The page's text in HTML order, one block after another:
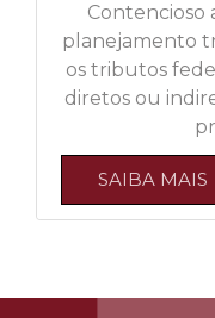
Contencioso
planejamento
os tributos
diretos ou
SAIBA MAIS